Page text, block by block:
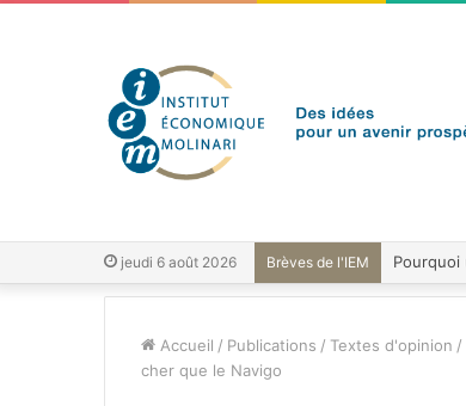
jeudi 6 août 2026 Brèves de l'IEM
Accueil / Publications / Textes d'opinion /
cher que le Navigo